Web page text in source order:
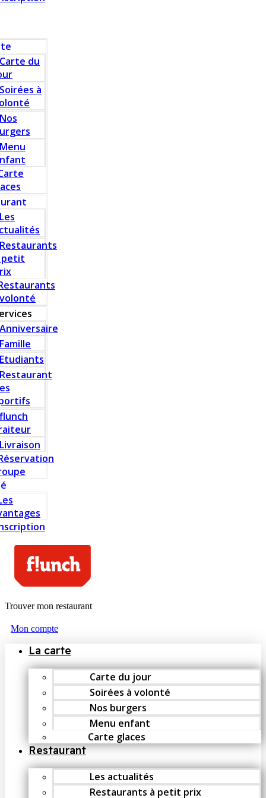
Carte du
Soirées à
Nos
Menu
Les
Restaurants
petit
Anniversaire
Famille
Etudiants
Restaurant
flunch
Livraison
Trouver mon restaurant
Mon compte
La carte
Carte du jour
Soirées à volonté
Nos burgers
Menu enfant
Carte glaces
Restaurant
Les actualités
Restaurants à petit prix